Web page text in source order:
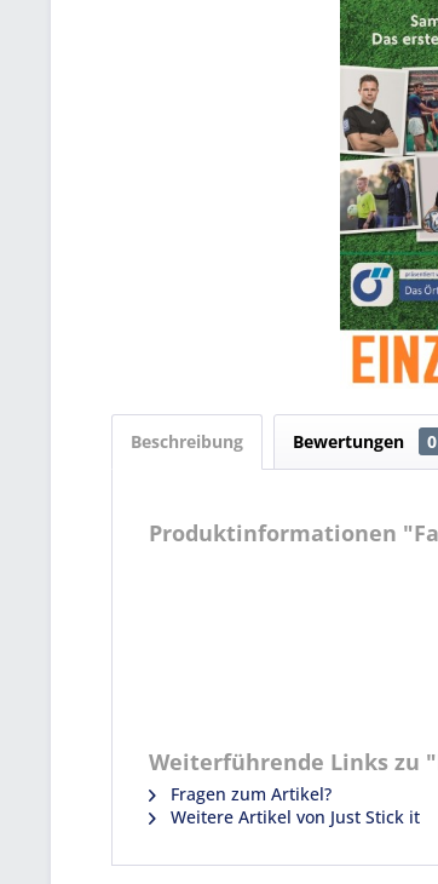
Beschreibung Bewertungen 0
Produktinformationen
Weiterführende Links zu
Fragen zum Artikel?
Weitere Artikel von Just Stick it